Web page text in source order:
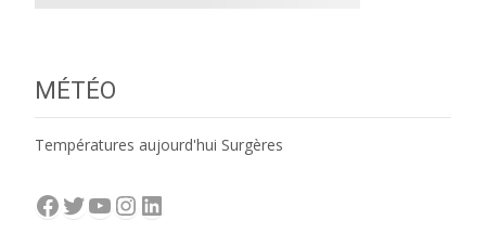
MÉTÉO
Températures aujourd'hui Surgères
Facebook
Twitter
YouTube
Instagram
LinkedIn